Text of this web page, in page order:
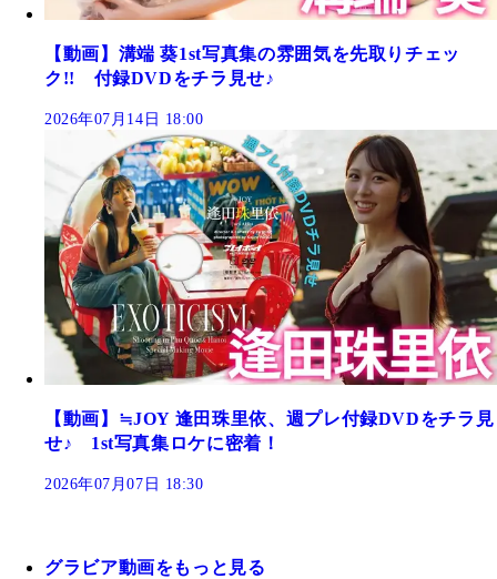
【動画】溝端 葵1st写真集の雰囲気を先取りチェッ
ク!! 付録DVDをチラ見せ♪
2026年07月14日 18:00
【動画】≒JOY 逢田珠里依、週プレ付録DVDをチラ見
せ♪ 1st写真集ロケに密着！
2026年07月07日 18:30
グラビア動画をもっと見る